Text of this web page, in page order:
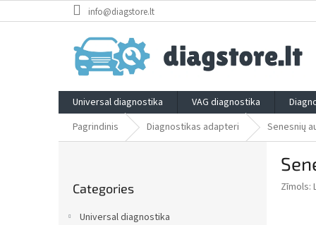
to
info@diagstore.lt
Universal diagnostika VAG diagnostika
Pagrindinis
Diagnostikas adapteri Senesnių
categories
Categories
Universal diagnostika
Zīmols: